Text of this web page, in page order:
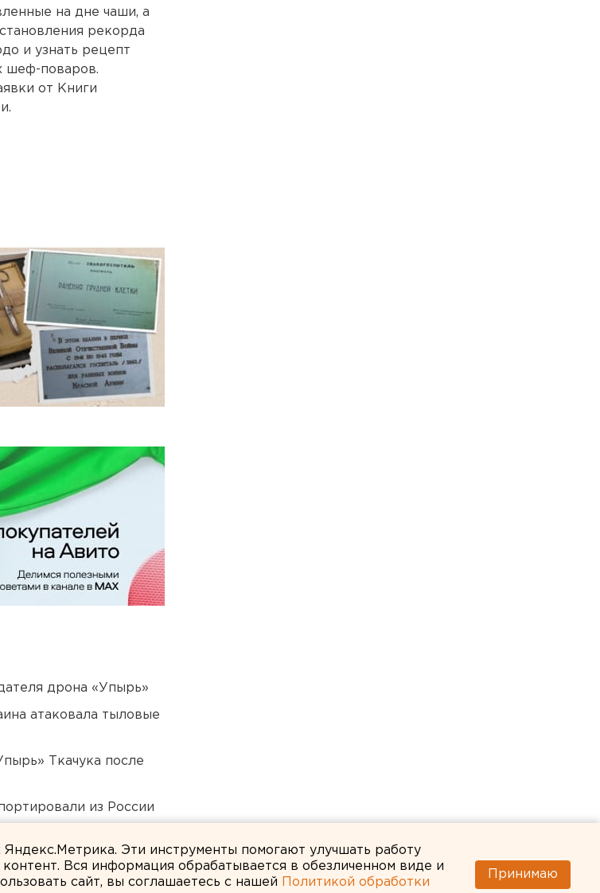
на дне чаши, а
рекорда
и узнать рецепт
шеф-поваров.
от Книги
дрона «Упырь»
атаковала тыловые
Ткачука после
из России
Эти инструменты помогают улучшать работу
Вся информация обрабатывается в обезличенном виде и
сайт, вы соглашаетесь с нашей
Политикой обработки
Принимаю